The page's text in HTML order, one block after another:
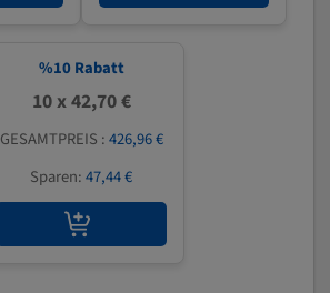
%10 Rabatt
10 x 42,70 €
GESAMTPREIS :426,96 €
Sparen:47,44 €